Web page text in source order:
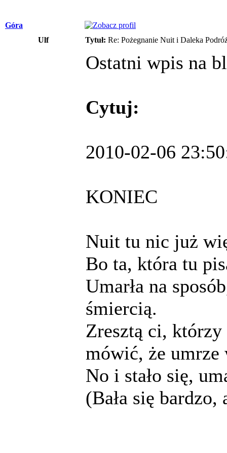
Góra
Ulf
Tytuł: Re: Pożegnanie Nuit i Daleka
Ostatni wpis na
Cytuj:
2010-02-06
KONIEC
Nuit tu nic już
Bo ta, która tu
Umarła na
śmiercią.
Zresztą ci,
mówić, że umrze
No i stało się,
(Bała się bardzo,